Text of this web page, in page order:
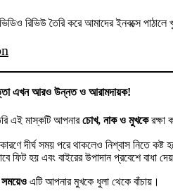
রিভিউ তৈরি করে আমাদের ইনবক্সে পাঠালে
এখন আরও উন্নত ও আরামদায়ক!
এই মাস্কটি আপনারচোখ, নাক ও মুখকেরক্ষা
দীর্ঘ সময় পরে থাকলেও নিশ্বাস নিতে কষ্ট
ফিট হয় এবং বাইরের উপাদান প্রবেশে বাধা
সময়েও এটি আপনার মুখকে ধুলা থেকে বাঁচায়।